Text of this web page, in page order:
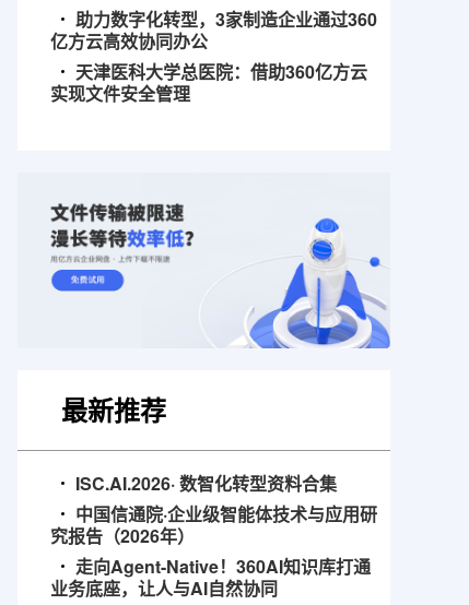
助力数字化转型，3家制造企业通过360
亿方云高效协同办公
天津医科大学总医院：借助360亿方云
实现文件安全管理
最新推荐
ISC.AI.2026· 数智化转型资料合集
中国信通院·企业级智能体技术与应用研
究报告（2026年）
走向Agent-Native！360AI知识库打通
业务底座，让人与AI自然协同